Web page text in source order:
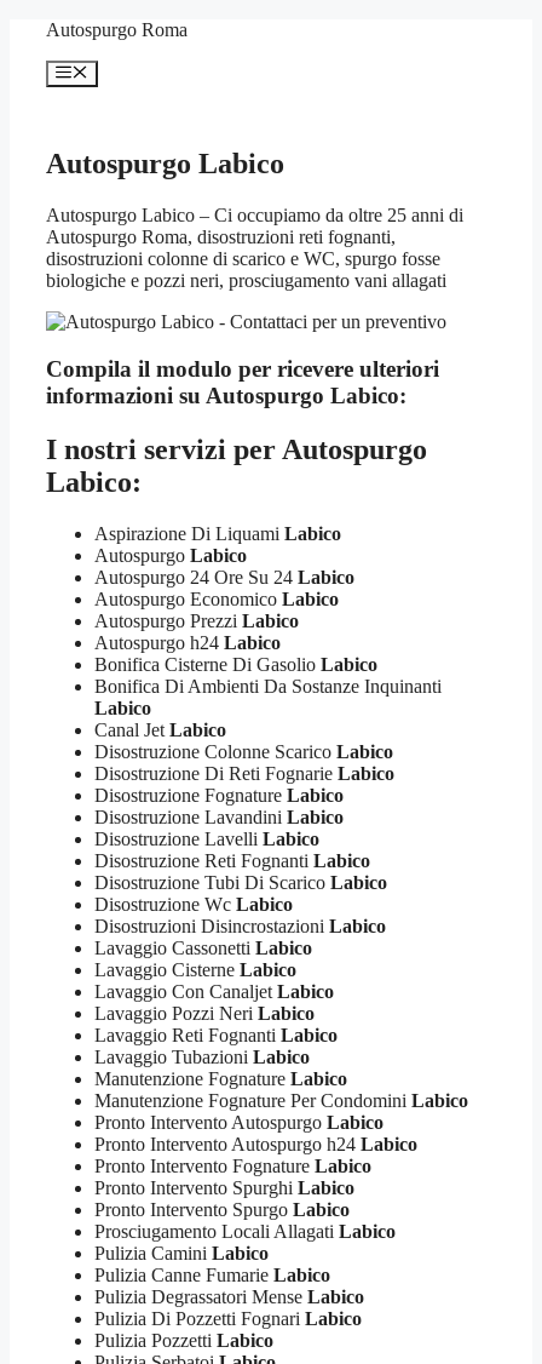
contenuto
Autospurgo Roma
Menu
Autospurgo Labico
Autospurgo Labico – Ci occupiamo da oltre 25 anni di
Autospurgo Roma, disostruzioni reti fognanti,
disostruzioni colonne di scarico e WC, spurgo fosse
biologiche e pozzi neri, prosciugamento vani allagati
Compila il modulo per ricevere ulteriori
informazioni su Autospurgo Labico:
I nostri servizi per Autospurgo
Labico:
Aspirazione Di Liquami Labico
Autospurgo Labico
Autospurgo 24 Ore Su 24 Labico
Autospurgo Economico Labico
Autospurgo Prezzi Labico
Autospurgo h24 Labico
Bonifica Cisterne Di Gasolio Labico
Bonifica Di Ambienti Da Sostanze Inquinanti
Labico
Canal Jet Labico
Disostruzione Colonne Scarico Labico
Disostruzione Di Reti Fognarie Labico
Disostruzione Fognature Labico
Disostruzione Lavandini Labico
Disostruzione Lavelli Labico
Disostruzione Reti Fognanti Labico
Disostruzione Tubi Di Scarico Labico
Disostruzione Wc Labico
Disostruzioni Disincrostazioni Labico
Lavaggio Cassonetti Labico
Lavaggio Cisterne Labico
Lavaggio Con Canaljet Labico
Lavaggio Pozzi Neri Labico
Lavaggio Reti Fognanti Labico
Lavaggio Tubazioni Labico
Manutenzione Fognature Labico
Manutenzione Fognature Per Condomini Labico
Pronto Intervento Autospurgo Labico
Pronto Intervento Autospurgo h24 Labico
Pronto Intervento Fognature Labico
Pronto Intervento Spurghi Labico
Pronto Intervento Spurgo Labico
Prosciugamento Locali Allagati Labico
Pulizia Camini Labico
Pulizia Canne Fumarie Labico
Pulizia Degrassatori Mense Labico
Pulizia Di Pozzetti Fognari Labico
Pulizia Pozzetti Labico